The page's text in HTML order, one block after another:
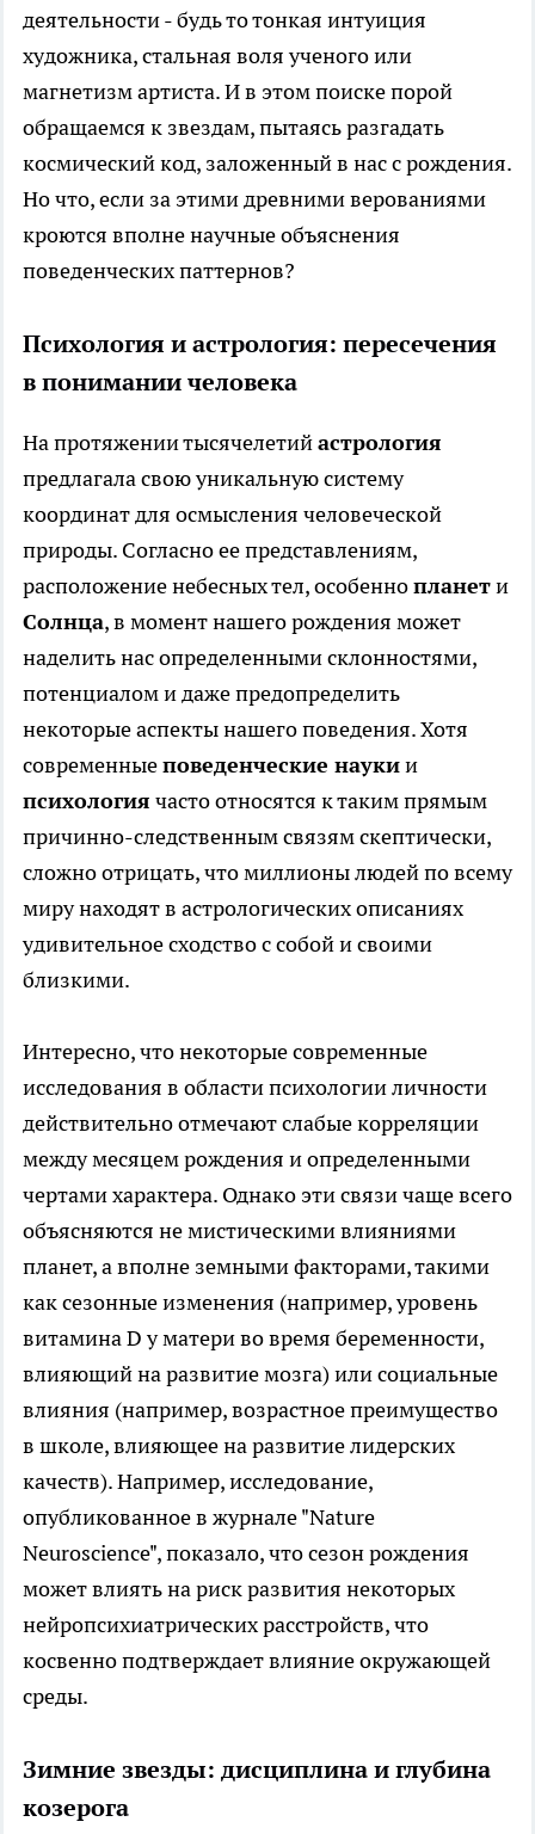
деятельности - будь то тонкая интуиция
художника, стальная воля ученого или
магнетизм артиста. И в этом поиске порой
обращаемся к звездам, пытаясь разгадать
космический код, заложенный в нас с рождения.
Но что, если за этими древними верованиями
кроются вполне научные объяснения
поведенческих паттернов?
Психология и астрология: пересечения
в понимании человека
На протяжении тысячелетийастрология
предлагала свою уникальную систему
координат для осмысления человеческой
природы. Согласно ее представлениям,
расположение небесных тел, особеннопланети
Солнца, в момент нашего рождения может
наделить нас определенными склонностями,
потенциалом и даже предопределить
некоторые аспекты нашего поведения. Хотя
современныеповеденческие наукии
психология часто относятся к таким прямым
причинно-следственным связям скептически,
сложно отрицать, что миллионы людей по всему
миру находят в астрологических описаниях
удивительное сходство с собой и своими
близкими.
Интересно, что некоторые современные
исследования в области психологии личности
действительно отмечают слабые корреляции
между месяцем рождения и определенными
чертами характера. Однако эти связи чаще всего
объясняются не мистическими влияниями
планет, а вполне земными факторами, такими
как сезонные изменения (например, уровень
витамина D у матери во время беременности,
влияющий на развитие мозга) или социальные
влияния (например, возрастное преимущество
в школе, влияющее на развитие лидерских
качеств). Например, исследование,
опубликованное в журнале "Nature
Neuroscience", показало, что сезон рождения
может влиять на риск развития некоторых
нейропсихиатрических расстройств, что
косвенно подтверждает влияние окружающей
среды.
Зимние звезды: дисциплина и глубина
козерога